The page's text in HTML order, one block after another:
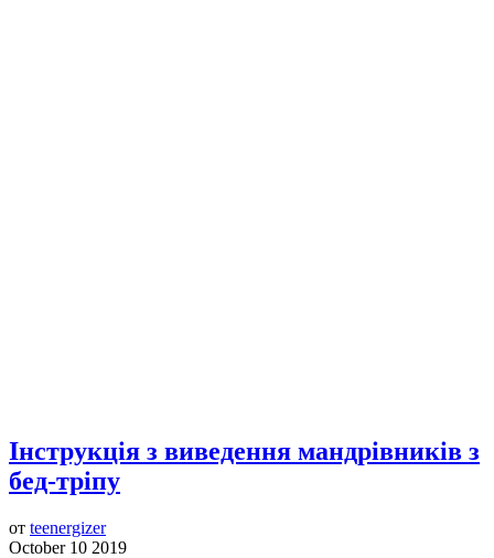
Інструкція з виведення мандрівників з
бед-тріпу
от teenergizer
October 10 2019